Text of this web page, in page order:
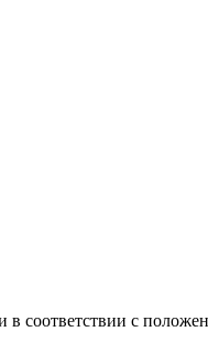
в соответствии с